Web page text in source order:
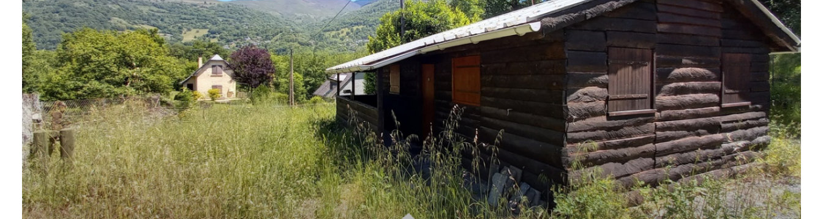
ALERTE
E-MAIL